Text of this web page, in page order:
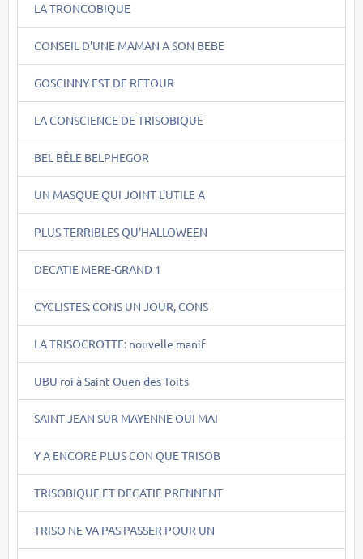
LA TRONCOBIQUE
CONSEIL D'UNE MAMAN A SON BEBE
GOSCINNY EST DE RETOUR
LA CONSCIENCE DE TRISOBIQUE
BEL BÊLE BELPHEGOR
UN MASQUE QUI JOINT L'UTILE A
PLUS TERRIBLES QU'HALLOWEEN
DECATIE MERE-GRAND 1
CYCLISTES: CONS UN JOUR, CONS
LA TRISOCROTTE: nouvelle manif
UBU roi à Saint Ouen des Toits
SAINT JEAN SUR MAYENNE OUI MAI
Y A ENCORE PLUS CON QUE TRISOB
TRISOBIQUE ET DECATIE PRENNENT
TRISO NE VA PAS PASSER POUR UN